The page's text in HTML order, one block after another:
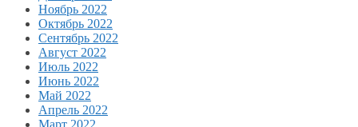
Ноябрь 2022
Октябрь 2022
Сентябрь 2022
Август 2022
Июль 2022
Июнь 2022
Май 2022
Апрель 2022
Март 2022